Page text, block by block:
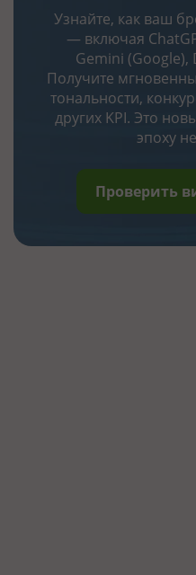
Узнайте, как ваш
— включая
Gemini (Google),
Получите
тональности,
других KPI. Это
эпоху
Проверить